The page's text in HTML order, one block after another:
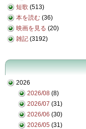
短歌 (513)
本を読む (36)
映画を見る (20)
雑記 (3192)
2026
2026/08 (8)
2026/07 (31)
2026/06 (30)
2026/05 (31)